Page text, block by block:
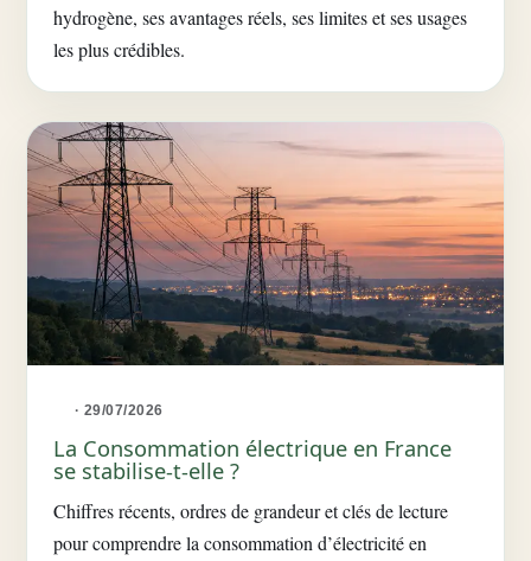
hydrogène, ses avantages réels, ses limites et ses usages
les plus crédibles.
· 29/07/2026
La Consommation électrique en France
se stabilise-t-elle ?
Chiffres récents, ordres de grandeur et clés de lecture
pour comprendre la consommation d’électricité en